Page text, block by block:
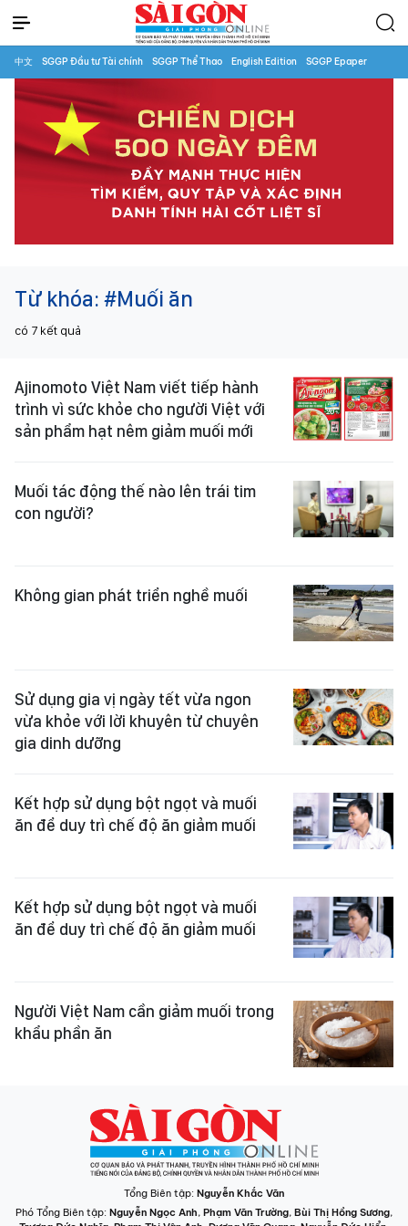
中文 SGGP Đầu tư Tài chính SGGP Thể Thao English Edition SGGP Epaper
Từ khóa: #Muối ăn
có 7 kết quả
Ajinomoto Việt Nam viết tiếp hành
trình vì sức khỏe cho người Việt với
sản phẩm hạt nêm giảm muối mới
Muối tác động thế nào lên trái tim
con người?
Không gian phát triển nghề muối
Sử dụng gia vị ngày tết vừa ngon
vừa khỏe với lời khuyên từ chuyên
gia dinh dưỡng
Kết hợp sử dụng bột ngọt và muối
ăn để duy trì chế độ ăn giảm muối
Kết hợp sử dụng bột ngọt và muối
ăn để duy trì chế độ ăn giảm muối
Người Việt Nam cần giảm muối trong
khẩu phần ăn ​
Tổng Biên tập: Nguyễn Khắc Văn
Phó Tổng Biên tập: Nguyễn Ngọc Anh, Phạm Văn Trường, Bùi Thị Hồng Sương,